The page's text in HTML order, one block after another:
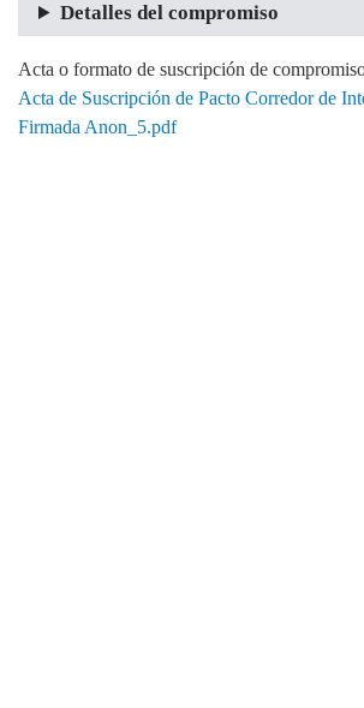
Detalles del compromiso
Acta o formato de suscripción de
Acta de Suscripción de Pacto Corredor de
Firmada Anon_5.pdf